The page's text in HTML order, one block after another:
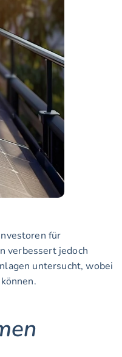
für
verbessert jedoch
untersucht, wobei